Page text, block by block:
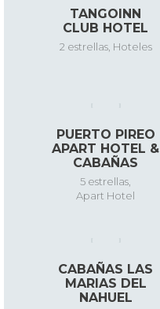
TANGOINN
CLUB HOTEL
2 estrellas, Hoteles
PUERTO PIREO
APART HOTEL &
CABAÑAS
5 estrellas
Apart Hotel
CABAÑAS LAS
MARIAS DEL
NAHUEL